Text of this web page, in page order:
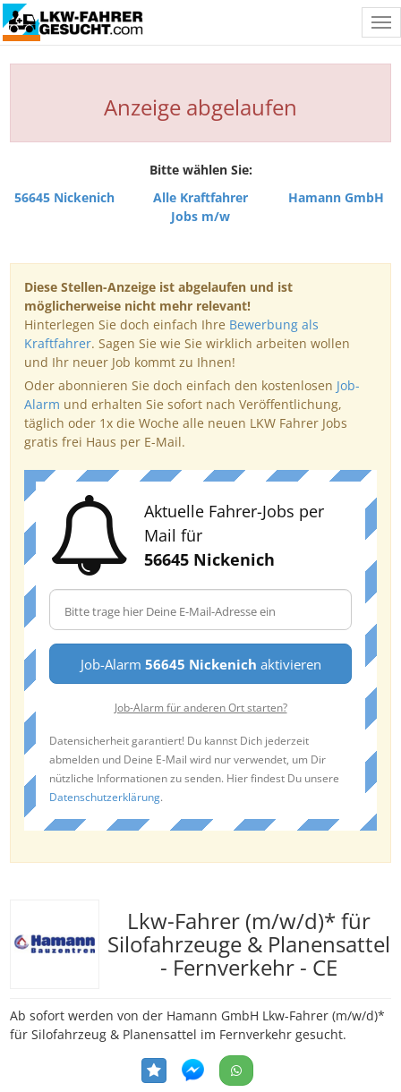
Anzeige abgelaufen
Bitte wählen Sie:
56645 Nickenich
Alle Kraftfahrer
Jobs m/w
Hamann GmbH
Diese Stellen-Anzeige ist abgelaufen und ist
möglicherweise nicht mehr relevant!
Hinterlegen Sie doch einfach Ihre Bewerbung als
Kraftfahrer. Sagen Sie wie Sie wirklich arbeiten wollen
und Ihr neuer Job kommt zu Ihnen!
Oder abonnieren Sie doch einfach den kostenlosen Job-
Alarm und erhalten Sie sofort nach Veröffentlichung,
täglich oder 1x die Woche alle neuen LKW Fahrer Jobs
gratis frei Haus per E-Mail.
Aktuelle Fahrer-Jobs per
Mail für
56645 Nickenich
Job-Alarm 56645 Nickenich aktivieren
Job-Alarm für anderen Ort starten?
Datensicherheit garantiert! Du kannst Dich jederzeit
abmelden und Deine E-Mail wird nur verwendet, um Dir
nützliche Informationen zu senden. Hier findest Du unsere
Datenschutzerklärung.
Lkw-Fahrer (m/w/d)* für
Silofahrzeuge & Planensattel
- Fernverkehr - CE
Ab sofort werden von der Hamann GmbH Lkw-Fahrer (m/w/d)*
für Silofahrzeug & Planensattel im Fernverkehr gesucht.